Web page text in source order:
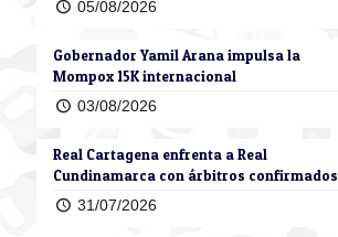
05/08/2026
Gobernador Yamil Arana impulsa la
Mompox 15K internacional
03/08/2026
Real Cartagena enfrenta a Real
Cundinamarca con árbitros confirmados
31/07/2026